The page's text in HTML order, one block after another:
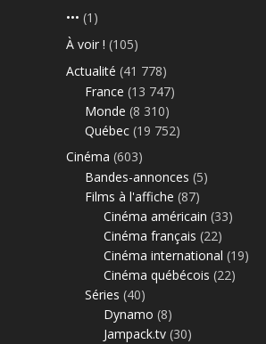
••• (1)
À voir ! (105)
Actualité (41 778)
France (13 747)
Monde (8 310)
Québec (19 752)
Cinéma (603)
Bandes-annonces (5)
Films à l'affiche (87)
Cinéma américain (33)
Cinéma français (22)
Cinéma international (19)
Cinéma québécois (22)
Séries (40)
Dynamo (8)
Jampack.tv (30)